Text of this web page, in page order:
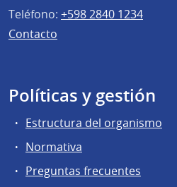
Teléfono: +598 2840 1234
Contacto
Políticas y gestión
Estructura del organismo
Normativa
Preguntas frecuentes